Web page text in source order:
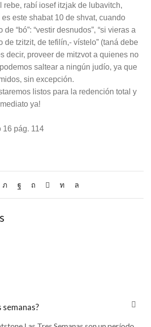
rebe, rabí iosef itzjak de lubavitch,
este shabat 10 de shvat, cuando
de “bó”: “vestir desnudos”, “si vieras a
de tzitzit, de tefilín,- vístelo” (taná debe
decir, proveer de mitzvot a quienes no
saltear a ningún judío, ya que
sin excepción.
listos para la redención total y
ya!
16 pág. 114
semanas?